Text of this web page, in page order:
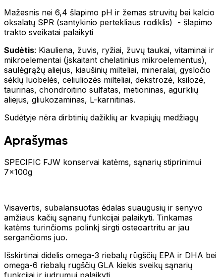
Mažesnis nei 6,4 šlapimo pH ir žemas struvitų bei kalcio
oksalatų SPR (santykinio pertekliaus rodiklis) - šlapimo
trakto sveikatai palaikyti
Sudėtis: Kiauliena, žuvis, ryžiai, žuvų taukai, vitaminai ir
mikroelementai (įskaitant chelatinius mikroelementus),
saulėgrąžų aliejus, kiaušinių milteliai, mineralai, gysločio
sėklų luobelės, celiuliozės milteliai, dekstrozė, ksilozė,
taurinas, chondroitino sulfatas, metioninas, agurklių
aliejus, gliukozaminas, L-karnitinas.
Sudėtyje nėra dirbtinių dažiklių ar kvapiųjų medžiagų
Aprašymas
SPECIFIC FJW konservai katėms, sąnarių stiprinimui
7x100g
Visavertis, subalansuotas ėdalas suaugusių ir senyvo
amžiaus kačių sąnarių funkcijai palaikyti. Tinkamas
katėms turinčioms polinkį sirgti osteoartritu ar jau
sergančioms juo.
Išskirtinai didelis omega-3 riebalų rūgščių EPA ir DHA bei
omega-6 riebalų rugščių GLA kiekis sveikų sąnarių
funkcijai ir judrumui palaikyti.